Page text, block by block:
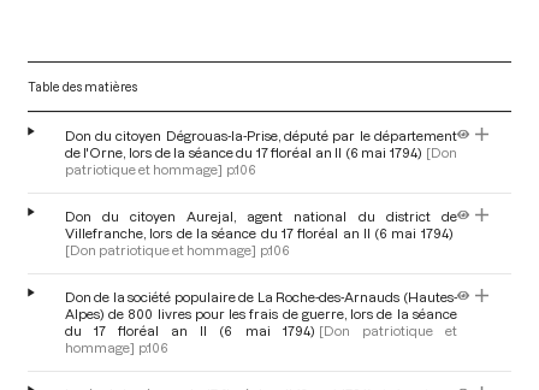
Table des matières
Don du citoyen Dégrouas-la-Prise, député par le département
de l'Orne, lors de la séance du 17 floréal an II (6 mai 1794) [Don
patriotique et hommage] p.106
Don du citoyen Aurejal, agent national du district de
Villefranche, lors de la séance du 17 floréal an II (6 mai 1794)
[Don patriotique et hommage] p.106
Don de la société populaire de La Roche-des-Arnauds (Hautes-
Alpes) de 800 livres pour les frais de guerre, lors de la séance
du 17 floréal an II (6 mai 1794) [Don patriotique et
hommage] p.106